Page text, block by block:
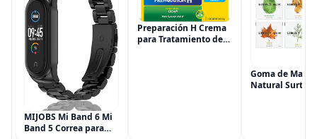
MIJOBS Mi Band 6 Mi
Band 5 Correa para
Preparación H Crema
para Tratamiento de
Goma de
Natural